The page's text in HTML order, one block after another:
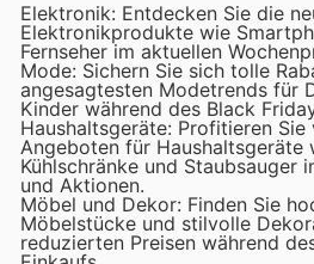
Elektronik: Entdecken Sie die
Elektronikprodukte wie
Fernseher im aktuellen
Mode: Sichern Sie sich tolle
angesagtesten Modetrends für
Kinder während des Black
Haushaltsgeräte: Profitieren
Angeboten für Haushaltsgeräte
Kühlschränke und Staubsauger
und Aktionen.
Möbel und Dekor: Finden Sie
Möbelstücke und stilvolle
reduzierten Preisen während